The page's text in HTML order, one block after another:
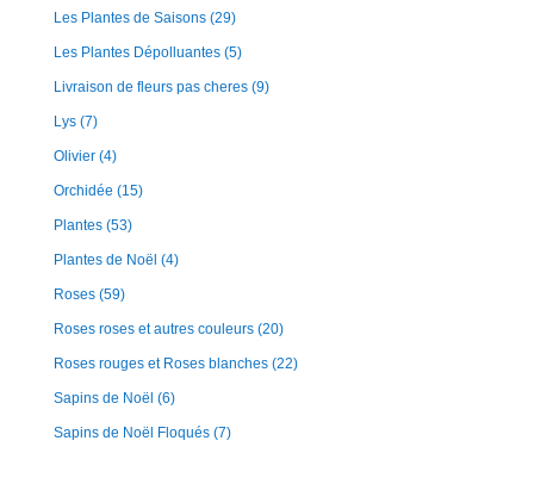
Les Plantes de Saisons (29)
Les Plantes Dépolluantes (5)
Livraison de fleurs pas cheres (9)
Lys (7)
Olivier (4)
Orchidée (15)
Plantes (53)
Plantes de Noël (4)
Roses (59)
Roses roses et autres couleurs (20)
Roses rouges et Roses blanches (22)
Sapins de Noël (6)
Sapins de Noël Floqués (7)